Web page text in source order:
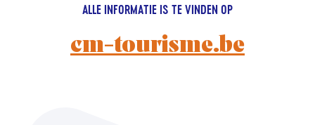
ALLE INFORMATIE IS TE VINDEN OP
cm-tourisme.be